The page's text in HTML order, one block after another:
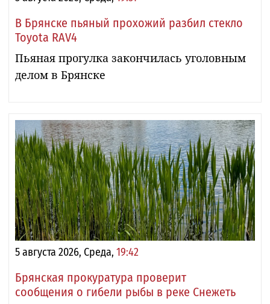
В Брянске пьяный прохожий разбил стекло
Toyota RAV4
Пьяная прогулка закончилась уголовным
делом в Брянске
5 августа 2026, Среда, 19:42
Брянская прокуратура проверит
сообщения о гибели рыбы в реке Снежеть